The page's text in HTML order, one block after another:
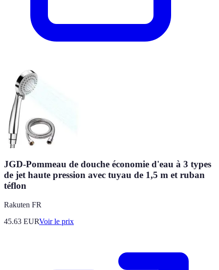
JGD-Pommeau de douche économie d'eau à 3 types
de jet haute pression avec tuyau de 1,5 m et ruban
téflon
Rakuten FR
45.63 EURVoir le prix